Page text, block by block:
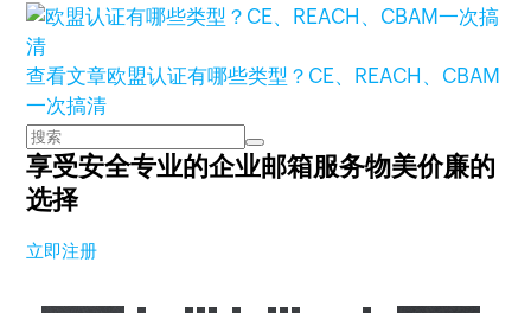
查看文章欧盟认证有哪些类型？CE、REACH、CBAM
一次搞清
享受安全专业的企业邮箱服务物美价廉的
选择
立即注册